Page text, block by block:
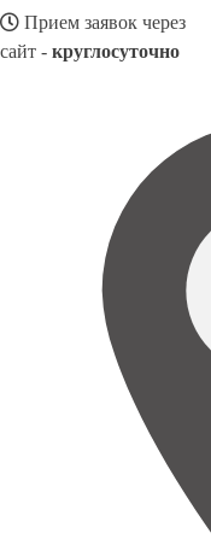
Прием заявок через
сайт - круглосуточно